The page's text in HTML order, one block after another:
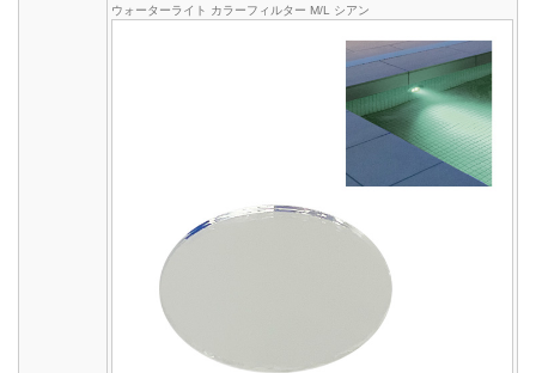
ウォーターライト カラーフィルター M/L シアン